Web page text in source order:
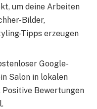
um deine Arbeiten
Bilder,
Tipps erzeugen
Google-
Salon in lokalen
Bewertungen